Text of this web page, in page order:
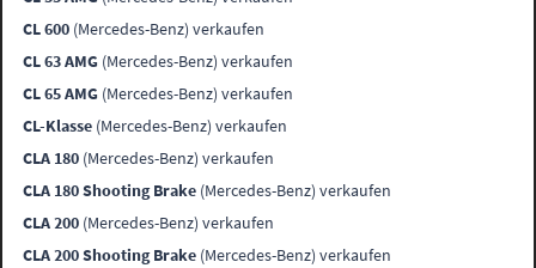
CL 600 (Mercedes-Benz) verkaufen
CL 63 AMG (Mercedes-Benz) verkaufen
CL 65 AMG (Mercedes-Benz) verkaufen
CL-Klasse (Mercedes-Benz) verkaufen
CLA 180 (Mercedes-Benz) verkaufen
CLA 180 Shooting Brake (Mercedes-Benz) verkaufen
CLA 200 (Mercedes-Benz) verkaufen
CLA 200 Shooting Brake (Mercedes-Benz) verkaufen